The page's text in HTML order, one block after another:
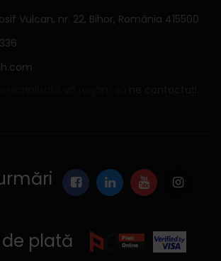
Vulcan, nr. 22, Bihor, România 415500
de plată